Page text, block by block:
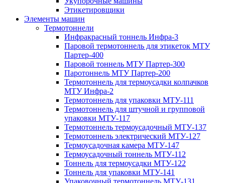
Этикетировщики
Элементы машин
Термотоннели
Инфракрасный тоннель Инфра-3
Паровой термотоннель для этикеток МТУ
Партер-400
Паровой тоннель МТУ Партер-300
Паротоннель МТУ Партер-200
Термотоннель для термоусадки колпачков
МТУ Инфра-2
Термотоннель для упаковки МТУ-111
Термотоннель для штучной и групповой
упаковки МТУ-117
Термотоннель термоусадочный МТУ-137
Термотоннель электрический МТУ-127
Термоусадочная камера МТУ-147
Термоусадочный тоннель МТУ-112
Тоннель для термоусадки МТУ-122
Тоннель для упаковки МТУ-141
Упаковочный термотоннель МТУ-131